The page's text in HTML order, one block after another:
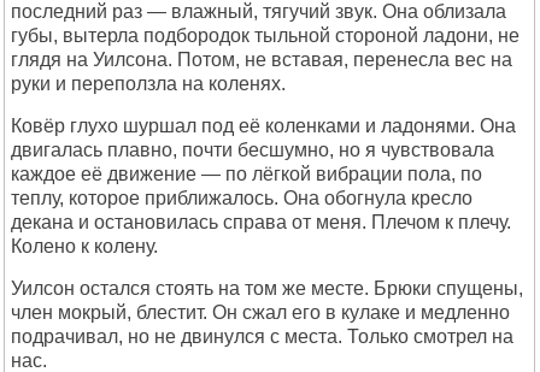
последний раз — влажный, тягучий звук. Она облизала
губы, вытерла подбородок тыльной стороной ладони, не
глядя на Уилсона. Потом, не вставая, перенесла вес на
руки и переползла на коленях.
Ковёр глухо шуршал под её коленками и ладонями. Она
двигалась плавно, почти бесшумно, но я чувствовала
каждое её движение — по лёгкой вибрации пола, по
теплу, которое приближалось. Она обогнула кресло
декана и остановилась справа от меня. Плечом к плечу.
Колено к колену.
Уилсон остался стоять на том же месте. Брюки спущены,
член мокрый, блестит. Он сжал его в кулаке и медленно
подрачивал, но не двинулся с места. Только смотрел на
нас.